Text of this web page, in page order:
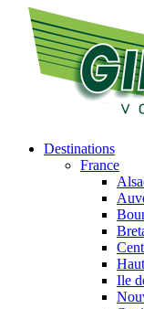
Destinations
France
Ile